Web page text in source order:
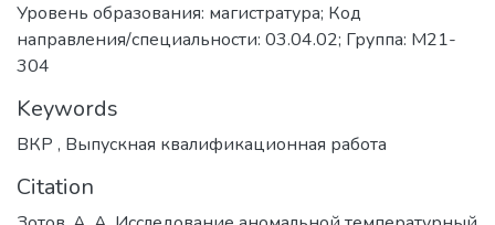
Уровень образования: магистратура; Код
направления/специальности: 03.04.02; Группа: М21-
304
Keywords
ВКР , Выпускная квалификационная работа
Citation